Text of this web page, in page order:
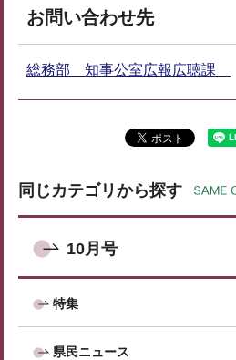
お問い合わせ先
総務部 知事公室広報広聴課
同じカテゴリから探す
10月号
特集
県民ニュース